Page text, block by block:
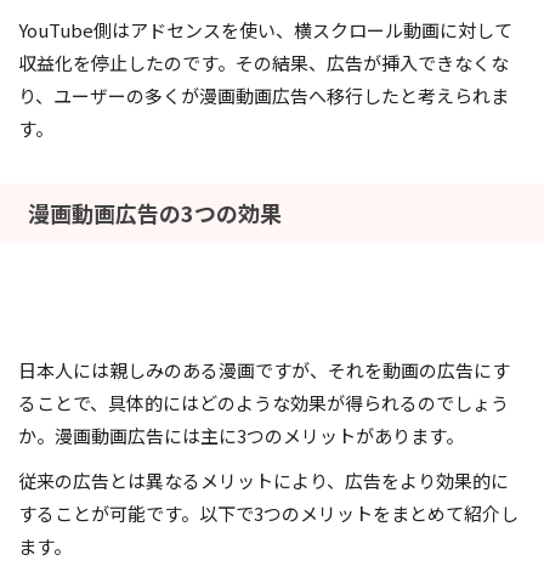
YouTube側はアドセンスを使い、横スクロール動画に対して
収益化を停止したのです。その結果、広告が挿入できなくな
り、ユーザーの多くが漫画動画広告へ移行したと考えられま
す。
漫画動画広告の3つの効果
日本人には親しみのある漫画ですが、それを動画の広告にす
ることで、具体的にはどのような効果が得られるのでしょう
か。漫画動画広告には主に3つのメリットがあります。
従来の広告とは異なるメリットにより、広告をより効果的に
することが可能です。以下で3つのメリットをまとめて紹介し
ます。